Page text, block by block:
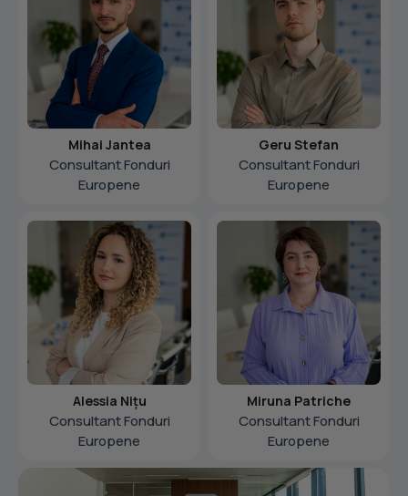
Mihai Jantea
Consultant Fonduri
Europene
Geru Stefan
Consultant Fonduri
Europene
Alessia Nițu
Consultant Fonduri
Europene
Miruna Patriche
Consultant Fonduri
Europene